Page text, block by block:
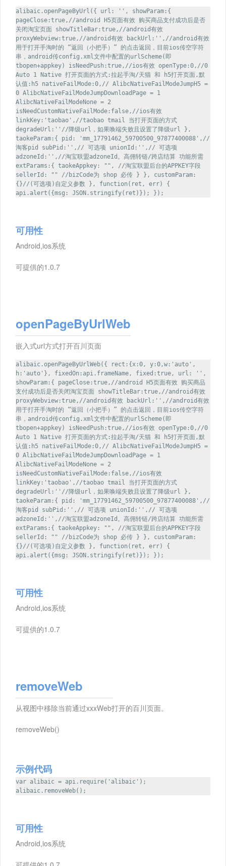
alibaic.openPageByUrl({ url: '', showParam:{
pageClose:true,//android H5页面有效 购买商品支付成功后是否
关闭淘宝页面 showTitleBar:true,//android有效
proxyWebview:true,//android有效 backUrl:'',//android有效
用于打开手淘时的 “返回（小把手）” 的点击返回，目前ios传空字符
串，android传config.xml文件中配置的urlScheme(即
tbopen+appkey) isNeedPush:true,//ios有效 openType:0,//0
Auto 1 Native 打开页面的方式:拉起手淘/天猫 和 h5打开页面,默
认值:h5 nativeFailMode:0,// AlibcNativeFailModeJumpH5 =
0 AlibcNativeFailModeJumpDownloadPage = 1
AlibcNativeFailModeNone = 2
isNeedCustomNativeFailMode:false,//ios有效
linkKey:'taobao',//taobao tmail 当打开页面的方式
degradeUrl:''//降级url，如果唤端失败且设置了降级url },
taokeParam:{ pid: 'mm_17791462_59700500_97877400088',//
淘客pid subPid:'',// 可选项 unionId:'',// 可选项
adzoneId:'',//淘宝联盟adzoneId。高佣转链/跨店结算 功能所需
extParams:{ taokeAppkey: "", //淘宝联盟后台的APPKEY字段
sellerId: "" //bizCode为 shop 必传 } }, customParam:
{}//(可选项)自定义参数 }, function(ret, err) {
api.alert({msg: JSON.stringify(ret)}); });
可用性
Android,ios系统
可提供的1.0.7
openPageByUrlWeb
嵌入式url方式打开百川页面
alibaic.openPageByUrlWeb({ rect:{x:0, y:0,w:'auto',
h:'auto'}, fixedOn:api.frameName, fixed:true, url: '',
showParam:{ pageClose:true,//android H5页面有效 购买商品
支付成功后是否关闭淘宝页面 showTitleBar:true,//android有效
proxyWebview:true,//android有效 backUrl:'',//android有效
用于打开手淘时的 “返回（小把手）” 的点击返回，目前ios传空字符
串，android传config.xml文件中配置的urlScheme(即
tbopen+appkey) isNeedPush:true,//ios有效 openType:0,//0
Auto 1 Native 打开页面的方式:拉起手淘/天猫 和 h5打开页面,默
认值:h5 nativeFailMode:0,// AlibcNativeFailModeJumpH5 =
0 AlibcNativeFailModeJumpDownloadPage = 1
AlibcNativeFailModeNone = 2
isNeedCustomNativeFailMode:false,//ios有效
linkKey:'taobao',//taobao tmail 当打开页面的方式
degradeUrl:''//降级url，如果唤端失败且设置了降级url },
taokeParam:{ pid: 'mm_17791462_59700500_97877400088',//
淘客pid subPid:'',// 可选项 unionId:'',// 可选项
adzoneId:'',//淘宝联盟adzoneId。高佣转链/跨店结算 功能所需
extParams:{ taokeAppkey: "", //淘宝联盟后台的APPKEY字段
sellerId: "" //bizCode为 shop 必传 } }, customParam:
{}//(可选项)自定义参数 }, function(ret, err) {
api.alert({msg: JSON.stringify(ret)}); });
可用性
Android,ios系统
可提供的1.0.7
removeWeb
从视图中移除当前通过xxxWeb打开的百川页面。
removeWeb()
示例代码
var alibaic = api.require('alibaic');
alibaic.removeWeb();
可用性
Android,ios系统